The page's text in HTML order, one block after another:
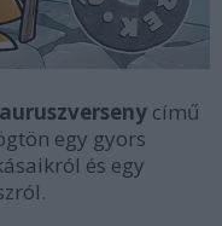
című
egy gyors
és egy